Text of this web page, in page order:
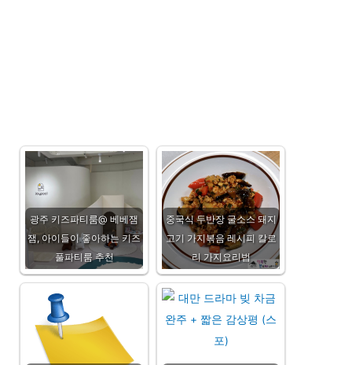
광주 키즈파티룸@ 베베잼
잼, 아이들이 좋아하는 키즈
풀파티룸 추천
중국식 두반장 굴소스 돼지
고기 가지볶음 레시피 칼로
리 가지요리법